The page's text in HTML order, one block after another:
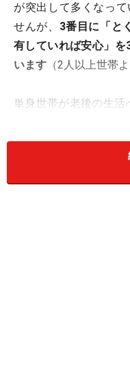
が突出して多くなっ
せんが、 3番目に「と
有していれば安心」
います （2人以上世帯
単身世帯が老後の生
る」32.8％の合計
す。心配である理由
から」が70.5％、「年